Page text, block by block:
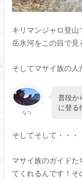
キリマンジャロ登
岳氷河をこの目で見
そしてマサイ族の人
なつ
普段か
に登る
そしてそして・・・
マサイ族のガイドた
てくれるんです！そ